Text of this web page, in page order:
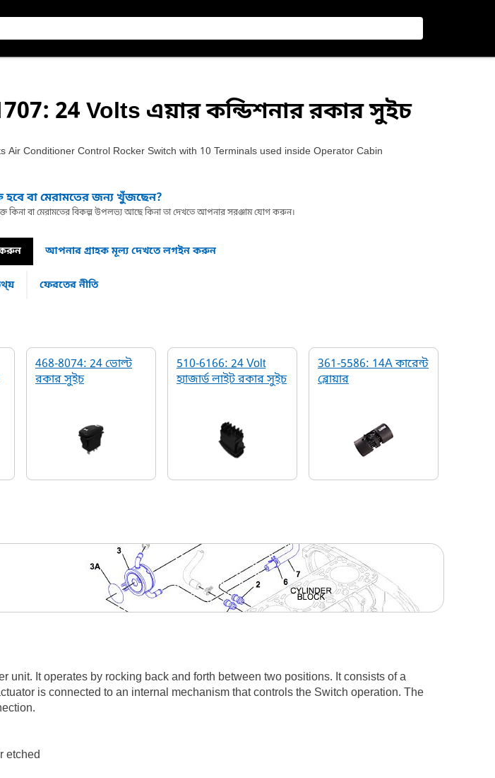
: 24 Volts এয়ার কন্ডিশনার রকার সুইচ
Air Conditioner Control Rocker Switch with 10 Terminals used inside Operator Cabin
হবে বা মেরামতের জন্য খুঁজছেন?
কিনা বা মেরামতের বিকল্প উপলভ্য আছে কিনা তা দেখতে আপনার সরঞ্জাম যোগ করুন।
আপনার গ্রাহক মূল্য দেখতে লগইন করুন
ফেরতের নীতি
468-8074: 24 ভোল্ট
রকার সুইচ
510-6166: 24 Volt
হ্যাজার্ড লাইট রকার সুইচ
361-5586: 14A কারেন্ট
ব্লোয়ার
It operates by rocking back and forth between two positions. It consists of a
is connected to an internal mechanism that controls the Switch operation. The
etched